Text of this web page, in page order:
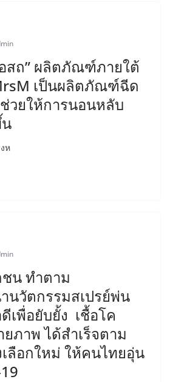
อสถ” ผลิตภัณฑ์ภายใต้
เป็นผลิตภัณฑ์ฉีด
วยให้การนอนหลับ
ห
ชน ทำตาม
วัตกรรมสเปรย์พ่น
เพื่อยับยั้ง เชื้อโค
ภาพ ได้สำเร็จตาม
เลือกใหม่ ให้คนไทยอุ่น